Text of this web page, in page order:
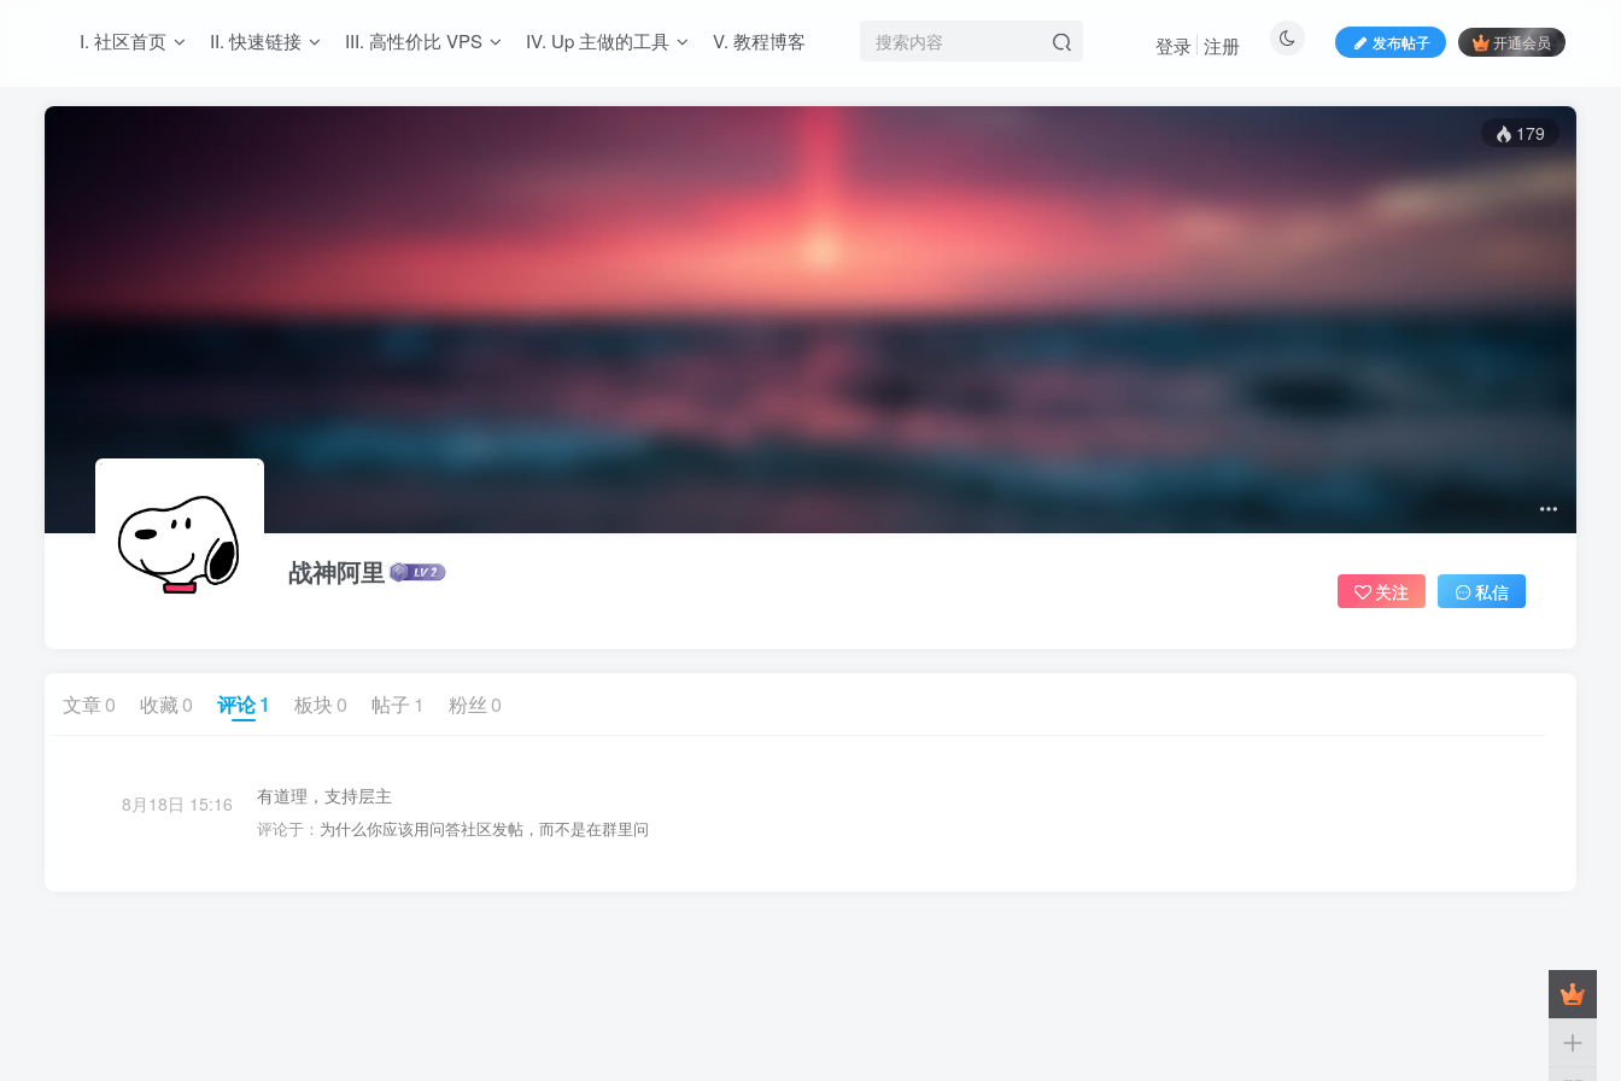
I. 社区首页 II. 快速链接 III. 高性价比 VPS IV. Up 主做的工具 V. 教程博客 发布帖子 开通会员
登录 注册
179
战神阿里
关注 私信
文章0 收藏 0 评论1 板块 0 帖子 1 粉丝 0
8月18日 15:16 有道理，支持层主
评论于： 为什么你应该用问答社区发帖，而不是在群里问